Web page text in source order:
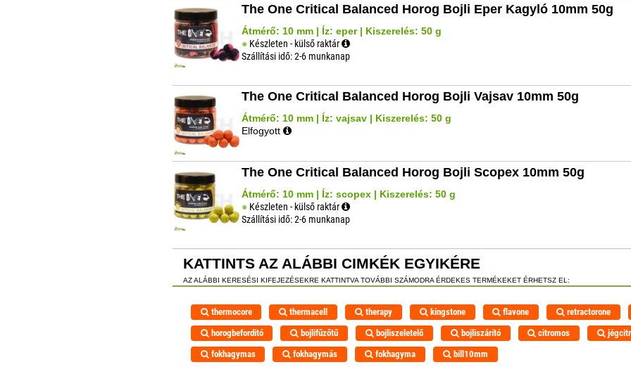
The One Critical Balanced Horog Bojli Eper Kagyló 10mm 50g
Átmérő: 10 mm | Íz: eper | Kiszerelés: 50 g
Készleten - külső raktár
Szállítási idő: 2-6 munkanap
The One Critical Balanced Horog Bojli Vajsav 10mm 50g
Átmérő: 10 mm | Íz: vajsav | Kiszerelés: 50 g
Elfogyott
The One Critical Balanced Horog Bojli Scopex 10mm 50g
Átmérő: 10 mm | Íz: scopex | Kiszerelés: 50 g
Készleten - külső raktár
Szállítási idő: 2-6 munkanap
KATTINTS AZ ALÁBBI CIMKÉK EGYIKÉRE
AZ ALÁBBI KERESÉSI KIFEJEZÉSEKRE KATTINTVA TOVÁBBI SZÁMODRA ÉRDEKES TERMÉKEKET ÉRHETSZ EL:
thermocore thermacell therapy kingstone flavone retractorone
horogbeforditó
bojlifűzőtű bojliszeletelő bojliszárító citromos
fokhagymas
fokhagymás fokhagyma bill10mm